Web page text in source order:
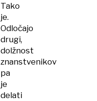
Tako
je.
Odločajo
drugi,
dolžnost
znanstvenikov
pa
je
delati